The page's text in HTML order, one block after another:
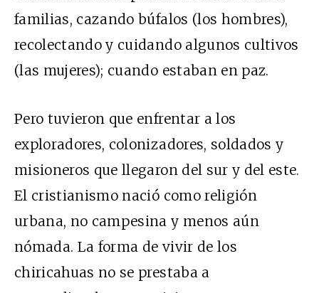
familias, cazando búfalos (los hombres),
recolectando y cuidando algunos cultivos
(las mujeres); cuando estaban en paz.
Pero tuvieron que enfrentar a los
exploradores, colonizadores, soldados y
misioneros que llegaron del sur y del este.
El cristianismo nació como religión
urbana, no campesina y menos aún
nómada. La forma de vivir de los
chiricahuas no se prestaba a